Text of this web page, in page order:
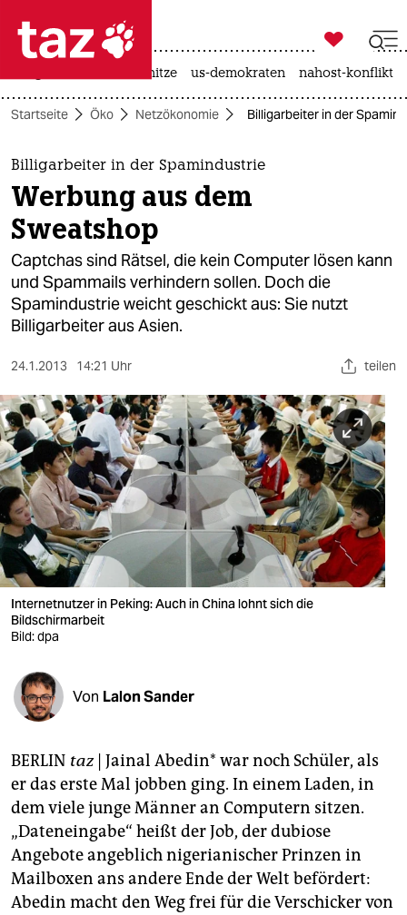
 taz zahl ich
taz zahl ich
themen
politik
öko
gesellschaft
kultur
sport
berlin
nord
wahrheit
verlag
verlag
veranstaltungen
shop
fragen & hilfe
unterstützen
genossenschaft
epaper login

taz zahl ich
hitze us-demokraten nahost-konflikt
Startseite Öko Netzökonomie Billigarbeiter in der
Billigarbeiter in der Spamindustrie
Werbung aus dem
Sweatshop
Captchas sind Rätsel, die kein Computer lösen kann
und Spammails verhindern sollen. Doch die
Spamindustrie weicht geschickt aus: Sie nutzt
Billigarbeiter aus Asien.
24.1.2013 14:21 Uhr teilen
Internetnutzer in Peking: Auch in China lohnt sich die
Bildschirmarbeit
Bild: dpa
Von Lalon Sander
BERLIN taz| Jainal Abedin* war noch Schüler, als
er das erste Mal jobben ging. In einem Laden, in
dem viele junge Männer an Computern sitzen.
„Dateneingabe“ heißt der Job, der dubiose
Angebote angeblich nigerianischer Prinzen in
Mailboxen ans andere Ende der Welt befördert:
Abedin macht den Weg frei für die Verschicker von